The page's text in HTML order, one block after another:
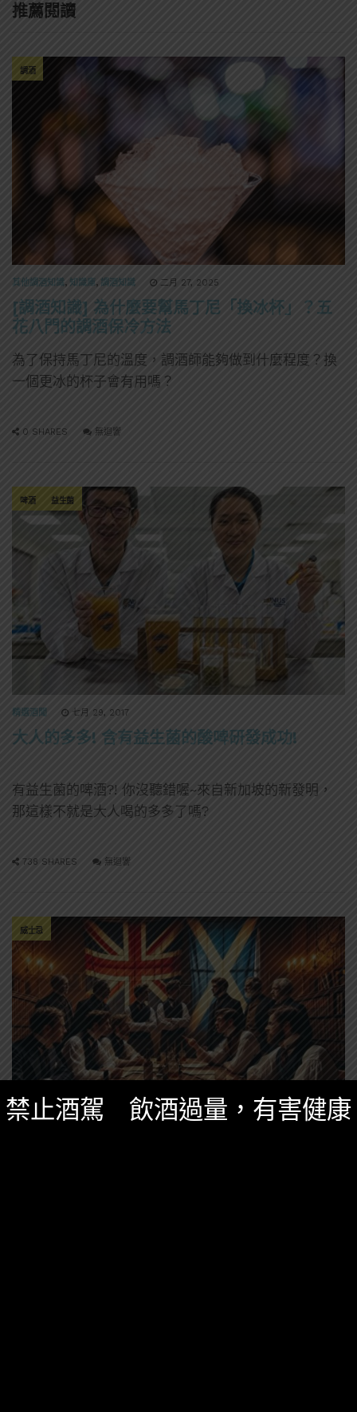
推薦閱讀
調酒
其他調酒知識, 知識庫, 調酒知識 二月 27, 2025
[調酒知識] 為什麼要幫馬丁尼「換冰杯」？五
花八門的調酒保冷方法
為了保持馬丁尼的溫度，調酒師能夠做到什麼程度？換
一個更冰的杯子會有用嗎？
0 SHARES 無迴響
啤酒 益生菌
精選酒聞 七月 29, 2017
大人的多多! 含有益生菌的酸啤研發成功!
有益生菌的啤酒?! 你沒聽錯喔~來自新加坡的新發明，
那這樣不就是大人喝的多多了嗎?
738 SHARES 無迴響
威士忌
禁止酒駕 飲酒過量，有害健康